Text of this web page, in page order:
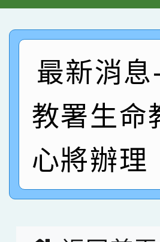
臺灣台語-
市賽榮獲科
創客第三名
賀！本校參
名
倩參加桃園
名 指導老
賀！本校四
園市英語競
指導老師林
賀！本校參
賽 劉文瑛
臺灣台語-
賀！本校參
市賽榮獲科
最新消
教署生命
心將辦理